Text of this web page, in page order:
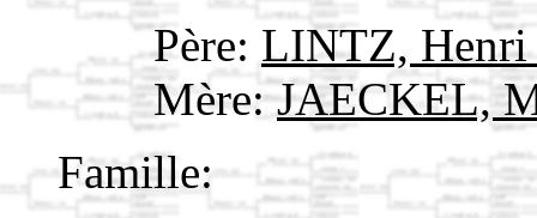
Père: LINTZ,
Mère:JAECKEL,
Famille: